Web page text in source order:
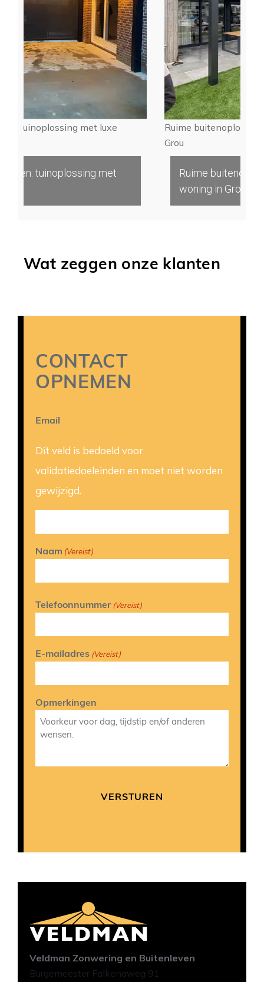
met luxe
tuinoplossing met
Ruime buitenoplossing
Ruime buitenoplossing
woning in Grou
Wat zeggen onze klanten
CONTACT
OPNEMEN
Email
Dit veld is bedoeld voor
validatiedoeleinden en moet niet worden
gewijzigd.
Naam (Vereist)
Telefoonnummer (Vereist)
E-mailadres (Vereist)
Opmerkingen
Veldman Zonwering en Buitenleven
Burgemeester Falkenaweg 91